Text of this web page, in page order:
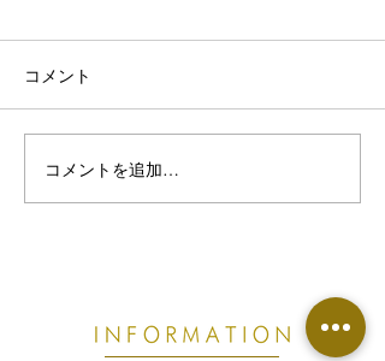
熱帯夜で眠りが浅い・首
こりがつらい方へ｜8月の
コメント
コメントを追加…